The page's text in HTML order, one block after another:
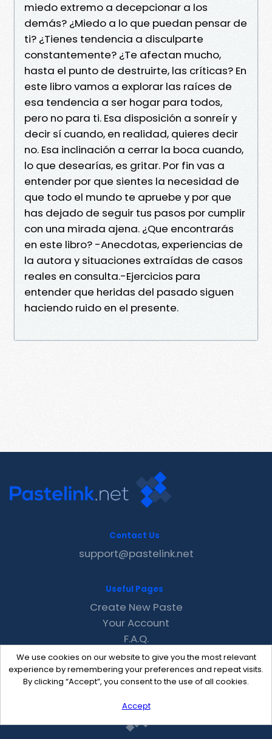
miedo extremo a decepcionar a los
demás? ¿Miedo a lo que puedan pensar de
ti? ¿Tienes tendencia a disculparte
constantemente? ¿Te afectan mucho,
hasta el punto de destruirte, las críticas? En
este libro vamos a explorar las raíces de
esa tendencia a ser hogar para todos,
pero no para ti. Esa disposición a sonreír y
decir sí cuando, en realidad, quieres decir
no. Esa inclinación a cerrar la boca cuando,
lo que desearías, es gritar. Por fin vas a
entender por que sientes la necesidad de
que todo el mundo te apruebe y por que
has dejado de seguir tus pasos por cumplir
con una mirada ajena. ¿Que encontrarás
en este libro? -Anecdotas, experiencias de
la autora y situaciones extraídas de casos
reales en consulta.-Ejercicios para
entender que heridas del pasado siguen
haciendo ruido en el presente.
We use cookies on our website to give you the most relevant
experience by remembering your preferences and repeat visits.
By clicking “Accept”, you consent to the use of all cookies.
Accept
Contact Us
support@pastelink.net
Useful Pages
Create New Paste
Your Account
F.A.Q.
Recent
Contact